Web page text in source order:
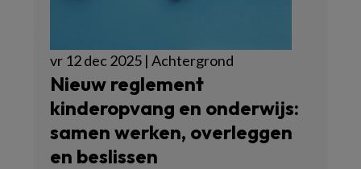
vr 12 dec 2025 | Achtergrond
Nieuw reglement
kinderopvang en onderwijs:
samen werken, overleggen
en beslissen